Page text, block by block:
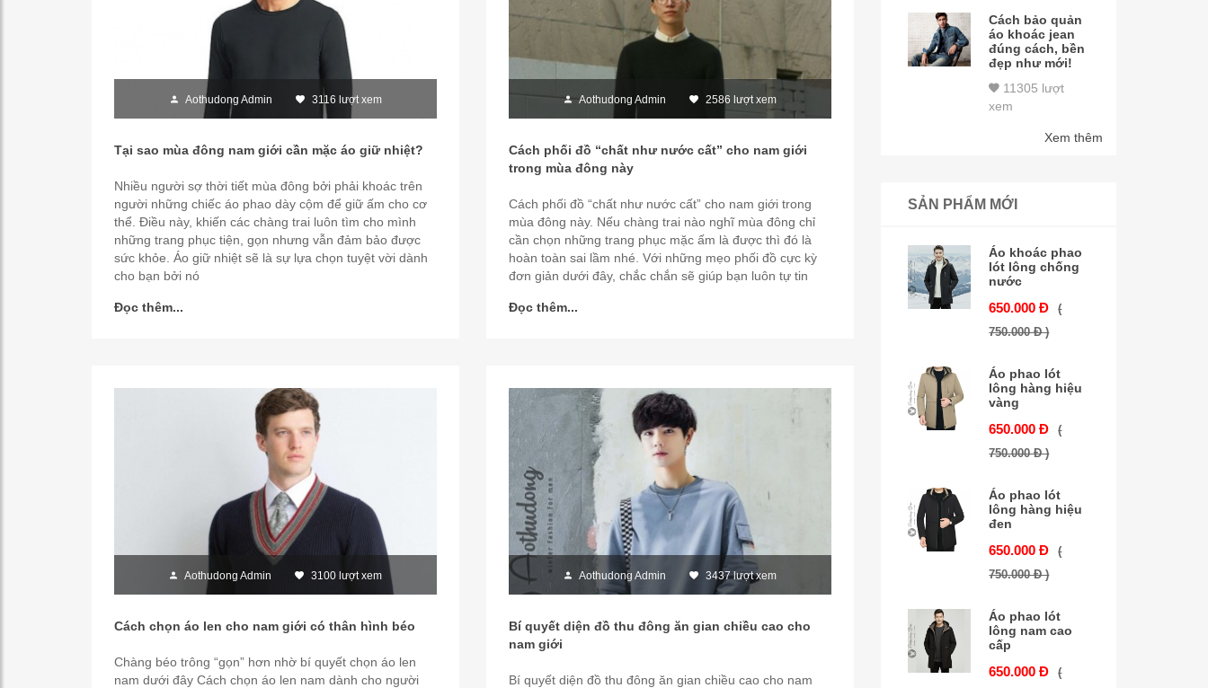
Aothudong Admin 3116 lượt xem
Tại sao mùa đông nam giới cần mặc áo giữ nhiệt?
Nhiều người sợ thời tiết mùa đông bởi phải khoác trên
người những chiếc áo phao dày cộm để giữ ấm cho cơ
thể. Điều này, khiến các chàng trai luôn tìm cho mình
những trang phục tiện, gọn nhưng vẫn đảm bảo được
sức khỏe. Áo giữ nhiệt sẽ là sự lựa chọn tuyệt vời dành
cho bạn bởi nó
Đọc thêm...
Aothudong Admin 2586 lượt xem
Cách phối đồ “chất như nước cất” cho nam giới
trong mùa đông này
Cách phối đồ “chất như nước cất” cho nam giới trong
mùa đông này. Nếu chàng trai nào nghĩ mùa đông chỉ
cần chọn những trang phục mặc ấm là được thì đó là
hoàn toàn sai lầm nhé. Với những mẹo phối đồ cực kỳ
đơn giản dưới đây, chắc chắn sẽ giúp bạn luôn tự tin
Đọc thêm...
Aothudong Admin 3100 lượt xem
Cách chọn áo len cho nam giới có thân hình béo
Chàng béo trông “gọn” hơn nhờ bí quyết chọn áo len
nam dưới đây Cách chọn áo len nam dành cho người
Aothudong Admin 3437 lượt xem
Bí quyết diện đồ thu đông ăn gian chiều cao cho
nam giới
Bí quyết diện đồ thu đông ăn gian chiều cao cho nam
Cách bảo quản
áo khoác jean
đúng cách, bền
đẹp như mới!
11305 lượt
xem
Xem thêm
SẢN PHẨM MỚI
Áo khoác phao
lót lông chống
nước
650.000 Đ
(
750.000 Đ )
Áo phao lót
lông hàng hiệu
vàng
650.000 Đ
(
750.000 Đ )
Áo phao lót
lông hàng hiệu
đen
650.000 Đ
(
750.000 Đ )
Áo phao lót
lông nam cao
cấp
650.000 Đ
(